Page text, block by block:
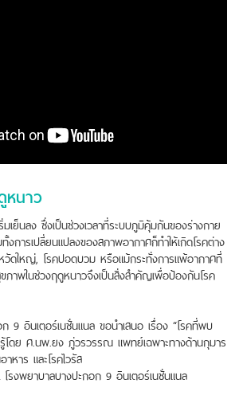
หนาว
เย็นลง ซึ่งเป็นช่วงเวลาที่ระบบภูมิคุ้มกันของร่างกาย
งการเปลี่ยนแปลงของสภาพอากาศก็ทำให้เกิดโรคต่าง
วัดใหญ่, โรคปอดบวม หรือแม้กระทั่งการแพ้อากาศที่
ภาพในช่วงฤดูหนาวจึงเป็นสิ่งสำคัญเพื่อป้องกันโรค
9 อินเตอร์เนชั่นแนล ขอนำเสนอ เรื่อง “โรคที่พบ
โดย ศ.นพ.ยง ภู่วรวรรณ แพทย์เฉพาะทางด้านกุมาร
หาร และโรคไวรัส
รงพยาบาลบางปะกอก 9 อินเตอร์เนชั่นแนล